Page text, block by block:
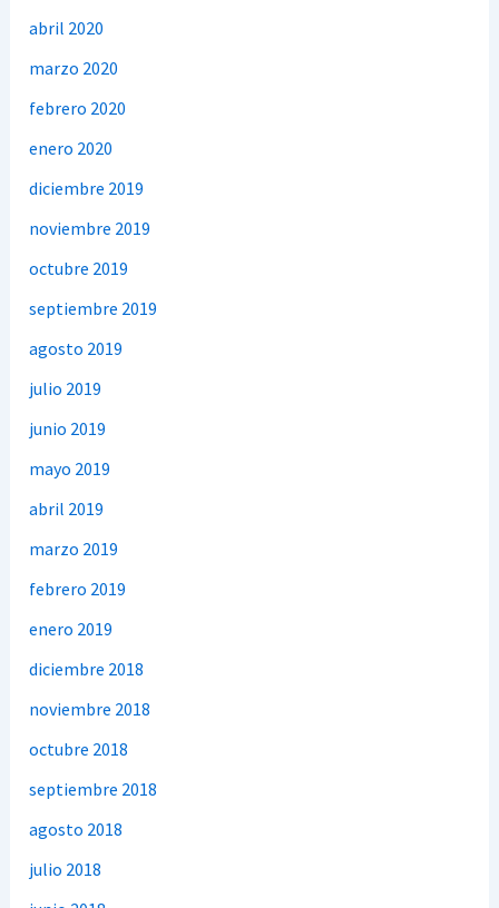
abril 2020
marzo 2020
febrero 2020
enero 2020
diciembre 2019
noviembre 2019
octubre 2019
septiembre 2019
agosto 2019
julio 2019
junio 2019
mayo 2019
abril 2019
marzo 2019
febrero 2019
enero 2019
diciembre 2018
noviembre 2018
octubre 2018
septiembre 2018
agosto 2018
julio 2018